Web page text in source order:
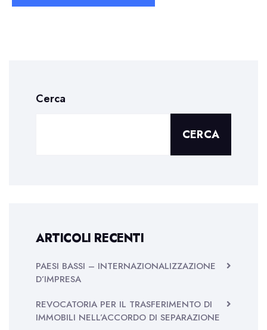
Cerca
CERCA
ARTICOLI RECENTI
PAESI BASSI – INTERNAZIONALIZZAZIONE
D’IMPRESA
REVOCATORIA PER IL TRASFERIMENTO DI
IMMOBILI NELL’ACCORDO DI SEPARAZIONE